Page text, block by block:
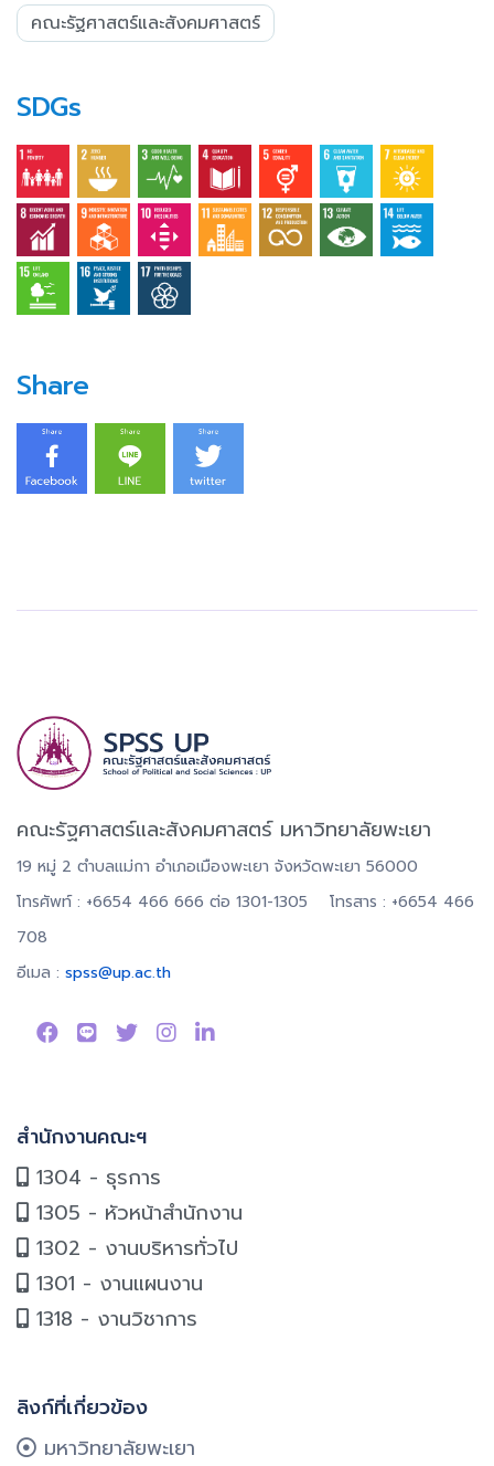
คณะรัฐศาสตร์และสังคมศาสตร์
SDGs
Share
คณะรัฐศาสตร์และสังคมศาสตร์ มหาวิทยาลัยพะเยา
19 หมู่ 2 ตำบลแม่กา อำเภอเมืองพะเยา จังหวัดพะเยา 56000
โทรศัพท์ : +6654 466 666 ต่อ 1301-1305 โทรสาร : +6654 466
708
อีเมล : spss@up.ac.th
สำนักงานคณะฯ
1304 - ธุรการ
1305 - หัวหน้าสำนักงาน
1302 - งานบริหารทั่วไป
1301 - งานแผนงาน
1318 - งานวิชาการ
ลิงก์ที่เกี่ยวข้อง
มหาวิทยาลัยพะเยา